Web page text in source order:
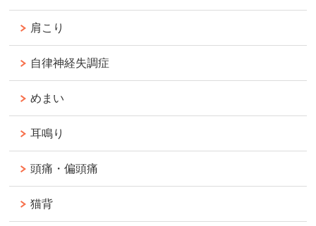
肩こり
自律神経失調症
めまい
耳鳴り
頭痛・偏頭痛
猫背